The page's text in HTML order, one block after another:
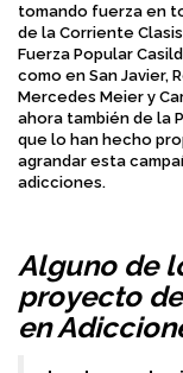
tomando fuerza en
de la Corriente
Fuerza Popular
como en San Javier,
Mercedes Meier y
ahora también de la
que lo han hecho
agrandar esta
adicciones.
Alguno de
proyecto
en